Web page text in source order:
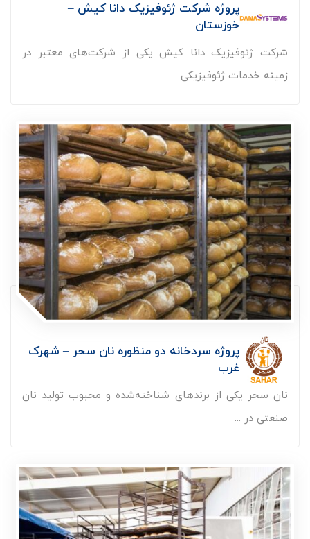
پروژه شرکت ژئوفیزیک دانا کیش –
خوزستان
شرکت ژئوفیزیک دانا کیش یکی از شرکت‌های معتبر در
زمینه خدمات ژئوفیزیکی ...
پروژه سردخانه دو منظوره نان سحر – شهرک
غرب
نان سحر یکی از برندهای شناخته‌شده و محبوب تولید نان
صنعتی در ...